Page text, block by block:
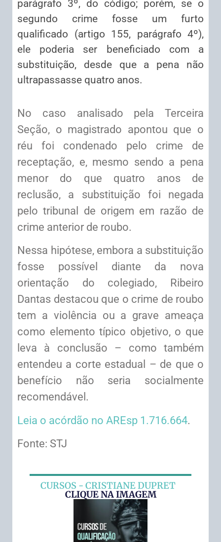
parágrafo 3º, do código; porém, se o
segundo crime fosse um furto
qualificado (artigo 155, parágrafo 4º),
ele poderia ser beneficiado com a
substituição, desde que a pena não
ultrapassasse quatro anos.
No caso analisado pela Terceira
Seção, o magistrado apontou que o
réu foi condenado pelo crime de
receptação, e, mesmo sendo a pena
menor do que quatro anos de
reclusão, a substituição foi negada
pelo tribunal de origem em razão de
crime anterior de roubo.
Nessa hipótese, embora a substituição
fosse possível diante da nova
orientação do colegiado, Ribeiro
Dantas destacou que o crime de roubo
tem a violência ou a grave ameaça
como elemento típico objetivo, o que
leva à conclusão – como também
entendeu a corte estadual – de que o
benefício não seria socialmente
recomendável.
Leia o acórdão no AREsp 1.716.664.
Fonte: STJ
CURSOS - CRISTIANE DUPRET
CLIQUE NA IMAGEM